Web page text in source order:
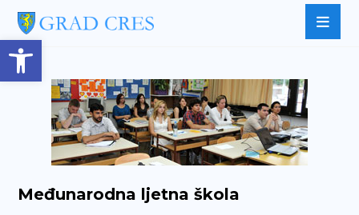
Open toolbar
Međunarodna ljetna škola